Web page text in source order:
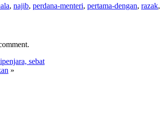
, najib, perdana-menteri, pertama-dengan, razak,
sebat
»